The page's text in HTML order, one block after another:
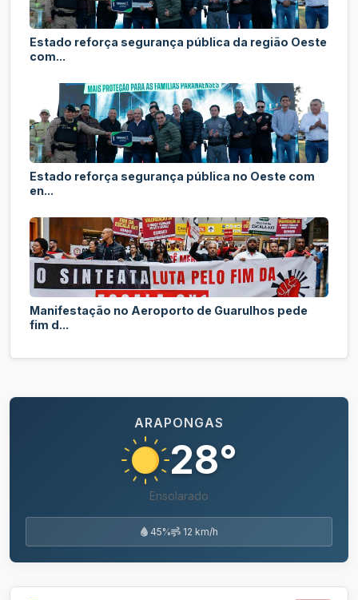
Estado reforça segurança pública da região Oeste
com...
Estado reforça segurança pública no Oeste com
en...
Manifestação no Aeroporto de Guarulhos pede
fim d...
ARAPONGAS
28°
Ensolarado
45% 12 km/h